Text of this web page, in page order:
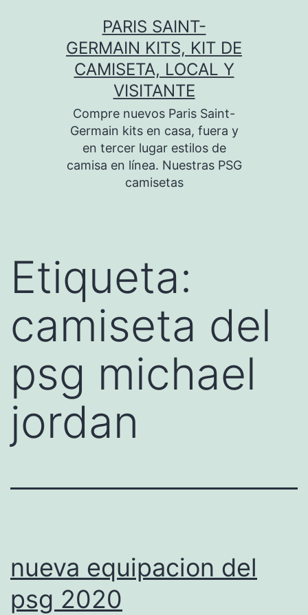
PARIS SAINT-
GERMAIN KITS, KIT DE
CAMISETA, LOCAL Y
VISITANTE
Compre nuevos Paris Saint-
Germain kits en casa, fuera y
en tercer lugar estilos de
camisa en línea. Nuestras PSG
camisetas
Etiqueta:
camiseta del
psg michael
jordan
nueva equipacion del
psg 2020